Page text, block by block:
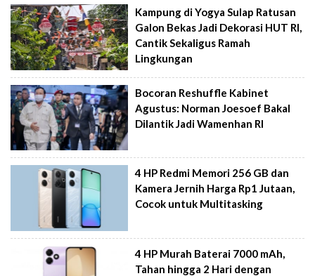
Kampung di Yogya Sulap Ratusan
Galon Bekas Jadi Dekorasi HUT RI,
Cantik Sekaligus Ramah
Lingkungan
Bocoran Reshuffle Kabinet
Agustus: Norman Joesoef Bakal
Dilantik Jadi Wamenhan RI
4 HP Redmi Memori 256 GB dan
Kamera Jernih Harga Rp1 Jutaan,
Cocok untuk Multitasking
4 HP Murah Baterai 7000 mAh,
Tahan hingga 2 Hari dengan